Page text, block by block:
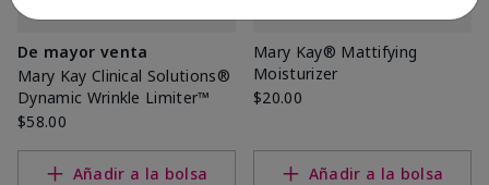
De mayor venta
Mary Kay Clinical Solutions®
Dynamic Wrinkle Limiter™
$58.00
Añadir a la bolsa
Mary Kay® Mattifying
Moisturizer
$20.00
Añadir a la bolsa